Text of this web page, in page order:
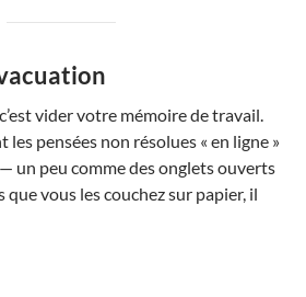
vider votre mémoire de travail.
pensées non résolues « en ligne »
un peu comme des onglets ouverts
que vous les couchez sur papier, il